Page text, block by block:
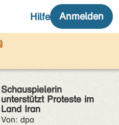
Schauspielerin
unterstützt Proteste im
Land Iran
Von: dpa